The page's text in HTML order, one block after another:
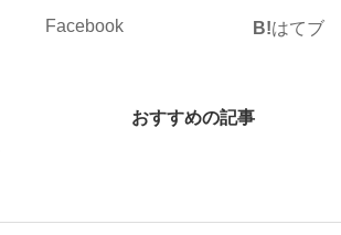
Facebook B!はてブ
おすすめの記事